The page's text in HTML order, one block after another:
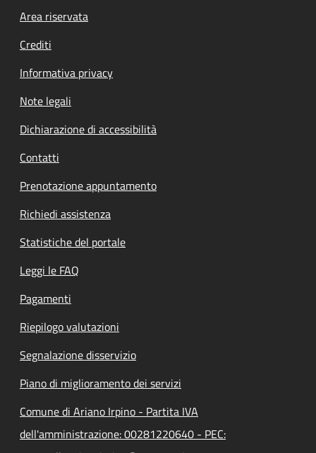
Footer menu
Area riservata
Crediti
Informativa privacy
Note legali
Dichiarazione di accessibilità
Contatti
Prenotazione appuntamento
Richiedi assistenza
Statistiche del portale
Leggi le FAQ
Pagamenti
Riepilogo valutazioni
Segnalazione disservizio
Piano di miglioramento dei servizi
Comune di Ariano Irpino - Partita IVA
dell'amministrazione: 00281220640 - PEC: